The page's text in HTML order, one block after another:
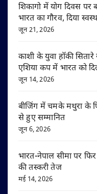
शिकागो में योग दिवस पर
भारत का गौरव, दिया
जून 21, 2026
काशी के युवा हॉकी
एशिया कप में भारत को
जून 14, 2026
बीजिंग में चमके मथुरा के
से हुए सम्मानित
जून 6, 2026
भारत-नेपाल सीमा पर
की तस्करी तेज
मई 14, 2026